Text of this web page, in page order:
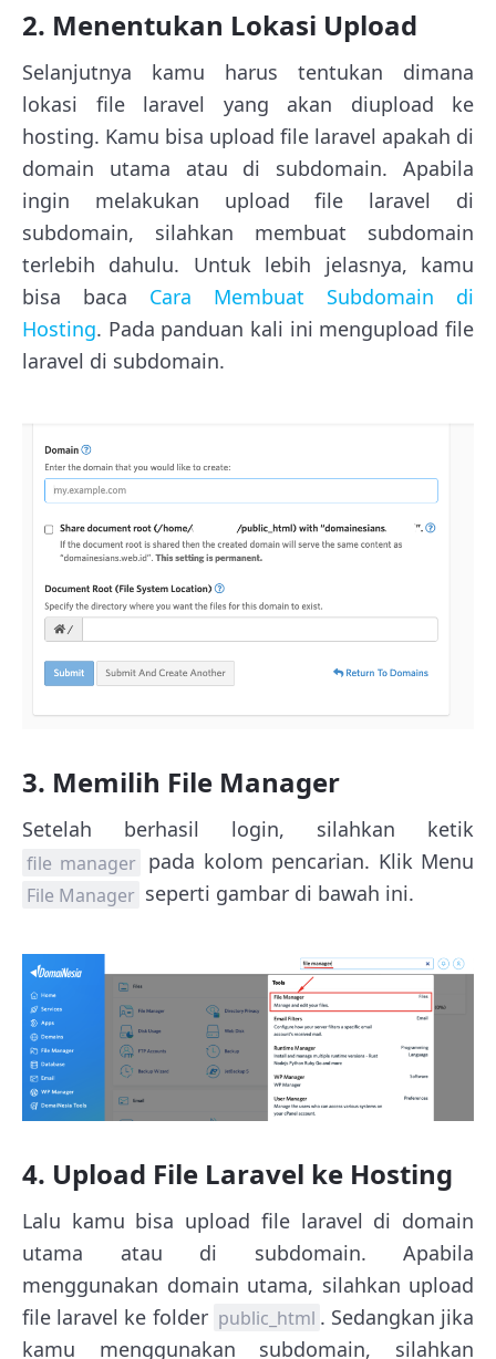
2. Menentukan Lokasi Upload
Selanjutnya kamu harus tentukan dimana
lokasi file laravel yang akan diupload ke
hosting. Kamu bisa upload file laravel apakah di
domain utama atau di subdomain. Apabila
ingin melakukan upload file laravel di
subdomain, silahkan membuat subdomain
terlebih dahulu. Untuk lebih jelasnya, kamu
bisa baca Cara Membuat Subdomain di
Hosting. Pada panduan kali ini mengupload file
laravel di subdomain.
3. Memilih File Manager
Setelah berhasil login, silahkan ketik
file manager pada kolom pencarian. Klik Menu
File Manager seperti gambar di bawah ini.
4. Upload File Laravel ke Hosting
Lalu kamu bisa upload file laravel di domain
utama atau di subdomain. Apabila
menggunakan domain utama, silahkan upload
file laravel ke folder public_html . Sedangkan jika
kamu menggunakan subdomain, silahkan